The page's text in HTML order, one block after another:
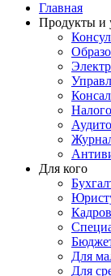
Главная
Продукты и
Для кого
Для
Для